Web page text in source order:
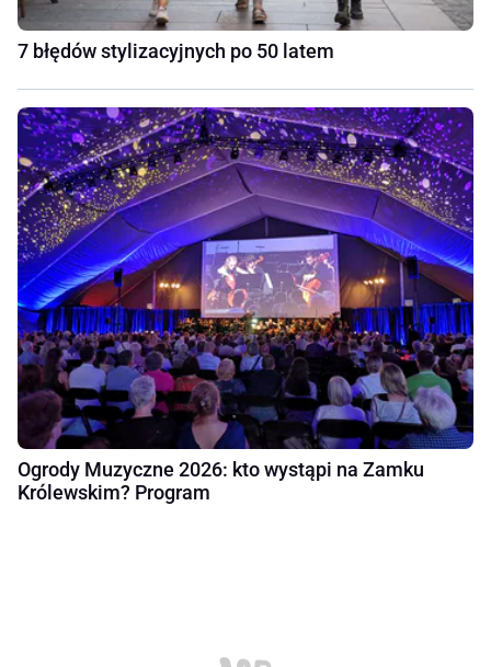
7 błędów stylizacyjnych po 50 latem
Ogrody Muzyczne 2026: kto wystąpi na Zamku
Królewskim? Program